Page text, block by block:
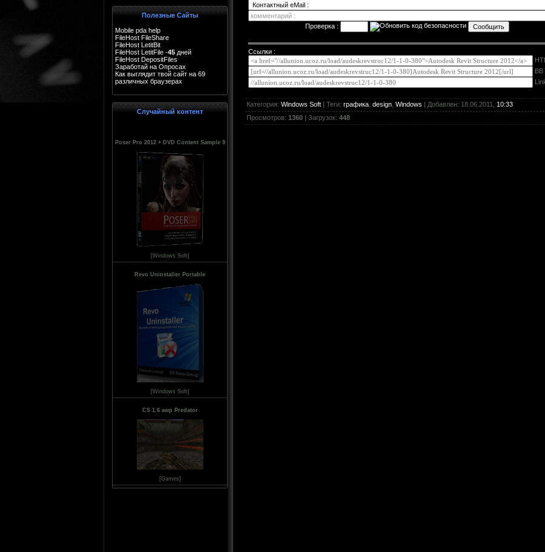
Полезные Сайты
Mobile pda help
FileHost FileShare
FileHost LetitBit
FileHost LetitFile -45 дней
FileHost DepositFiles
Заработай на Опросах
Как выглядит твой сайт на 69
различных браузерах
Случайный контент
Poser Pro 2012 + DVD Content Sample 9
[Windows Soft]
Revo Uninstaller Portable
[Windows Soft]
CS 1.6 awp Predator
[Games]
Проверка :
Ссылки :
BB
Категория: Windows Soft | Теги: графика design Windows | Добавлен: 18.06.2011, 10:33
Просмотров: 1360 | Загрузок: 448